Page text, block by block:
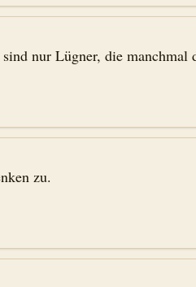
nur Lügner, die manchmal
zu.